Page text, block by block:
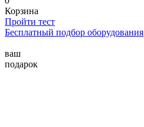
Корзина
Пройти тест
Бесплатный подбор оборудования
ваш
подарок